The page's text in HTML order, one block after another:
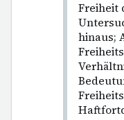
Freiheit
hinaus;